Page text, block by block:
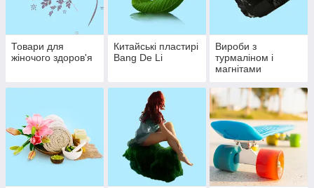
Товари для
жіночого здоров'я
Китайські пластирі
Bang De Li
Вироби з
турмаліном і
магнітами